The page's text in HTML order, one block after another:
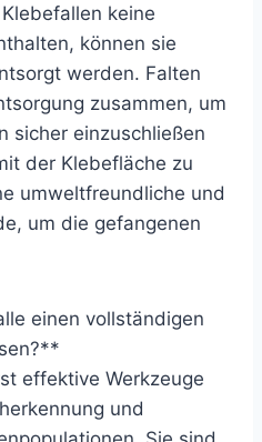
keine
können sie
werden. Falten
zusammen, um
sicher einzuschließen
der Klebefläche zu
umweltfreundliche und
um die gefangenen
einen vollständigen
effektive Werkzeuge
und